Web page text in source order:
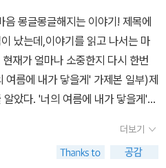
있을까. 긴긴밤, 돌이킬 수 없는 한
고 가슴을 쳐본 적이 있다면, 그 순
조건 잡아 보고 싶지 않을까. 그 방
다고 해도, 아무리 터무니없다고
미래는 일확천금을 번다거나, 세
었다. 자, 꿈 속에서 수빈의 사고가
연 어떤 선택을 하게 될까. 수빈이
, 추억이다. 누군가에게는 절대로
가는 평범한 일상을 살아가고 있
. 넓고 푸른 저 바다에는 많은 사람
, 이야기가 녹아있어서 저렇게 햇살
로부터 가제본을 받아 주관적으로
알게 되고, 이 사건을 실마리로 스
.이 책의 은호와 도희처럼 다른 이
우도 있다. 뒤늦게 이 사실을 알게
과는 다르게 더 치열하게 살아가는
이들을 구한 수빈이의 가족과 친
한 사람의 가족이나 그 주위 사람
있었다. 희생된 당사자는 의인이라
의 느꼈을 허망함은 엄청났을 것
몽글몽글해지는 이야기! 제목에
났는데,이야기를 읽고 나서는 마
재가 얼마나 소중한지 다시 한번
여름에 내가 닿을게' 가제본 일부)​제
았다. '너의 여름에 내가 닿을게'
는 그리 두껍지 않은 이야기라 청
읽을 수 있다. 그러나, 책을 읽고
더보기